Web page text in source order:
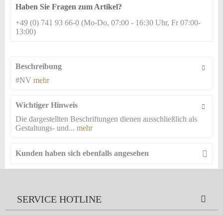
Haben Sie Fragen zum Artikel?
+49 (0) 741 93 66-0 (Mo-Do, 07:00 - 16:30 Uhr, Fr 07:00-
13:00)
Beschreibung
#NV mehr
Wichtiger Hinweis
Die dargestellten Beschriftungen dienen ausschließlich als
Gestaltungs- und... mehr
Kunden haben sich ebenfalls angesehen
SERVICE HOTLINE